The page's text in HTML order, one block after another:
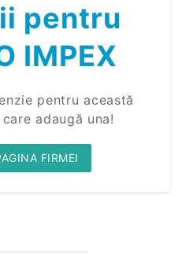
pentru
IMPEX
pentru această
adaugă una!
FIRMEI